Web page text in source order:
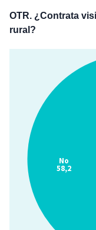
OTR. ¿Contrata
rural?